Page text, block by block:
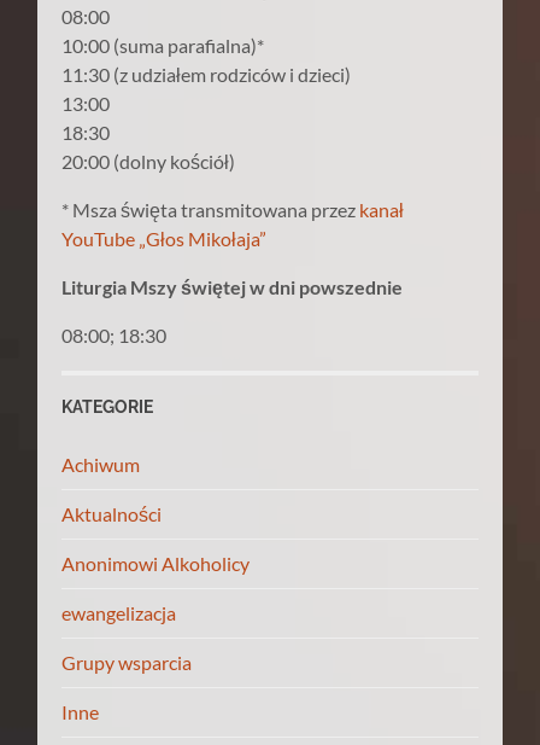
08:00
10:00 (suma parafialna)*
11:30 (z udziałem rodziców i dzieci)
13:00
18:30
20:00 (dolny kościół)
* Msza święta transmitowana przez kanał
YouTube „Głos Mikołaja”
Liturgia Mszy świętej w dni powszednie
08:00; 18:30
KATEGORIE
Achiwum
Aktualności
Anonimowi Alkoholicy
ewangelizacja
Grupy wsparcia
Inne